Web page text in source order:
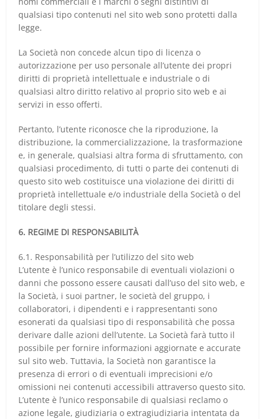
qualsiasi tipo contenuti nel sito web sono protetti dalla
legge.
La Società non concede alcun tipo di licenza o
autorizzazione per uso personale all’utente dei propri
diritti di proprietà intellettuale e industriale o di
qualsiasi altro diritto relativo al proprio sito web e ai
servizi in esso offerti.
Pertanto, l’utente riconosce che la riproduzione, la
distribuzione, la commercializzazione, la trasformazione
e, in generale, qualsiasi altra forma di sfruttamento, con
qualsiasi procedimento, di tutti o parte dei contenuti di
questo sito web costituisce una violazione dei diritti di
proprietà intellettuale e/o industriale della Società o del
titolare degli stessi.
6. REGIME DI RESPONSABILITÀ
6.1. Responsabilità per l’utilizzo del sito web
L’utente è l’unico responsabile di eventuali violazioni o
danni che possono essere causati dall’uso del sito web, e
la Società, i suoi partner, le società del gruppo, i
collaboratori, i dipendenti e i rappresentanti sono
esonerati da qualsiasi tipo di responsabilità che possa
derivare dalle azioni dell’utente. La Società farà tutto il
possibile per fornire informazioni aggiornate e accurate
sul sito web. Tuttavia, la Società non garantisce la
presenza di errori o di eventuali imprecisioni e/o
omissioni nei contenuti accessibili attraverso questo sito.
L’utente è l’unico responsabile di qualsiasi reclamo o
azione legale, giudiziaria o extragiudiziaria intentata da